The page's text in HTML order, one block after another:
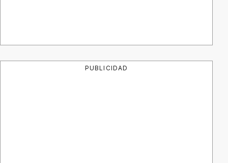
PUBLICIDAD